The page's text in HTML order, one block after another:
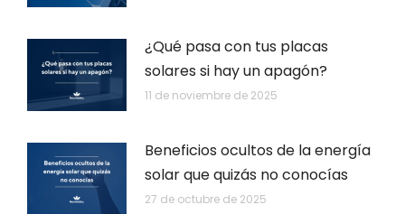
¿Qué pasa con tus placas
solares si hay un apagón?
11 de noviembre de 2025
Beneficios ocultos de la energía
solar que quizás no conocías
27 de octubre de 2025